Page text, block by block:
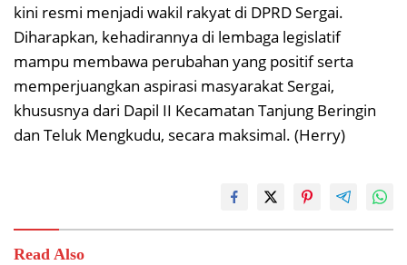
kini resmi menjadi wakil rakyat di DPRD Sergai.
Diharapkan, kehadirannya di lembaga legislatif
mampu membawa perubahan yang positif serta
memperjuangkan aspirasi masyarakat Sergai,
khususnya dari Dapil II Kecamatan Tanjung Beringin
dan Teluk Mengkudu, secara maksimal. (Herry)
Read Also